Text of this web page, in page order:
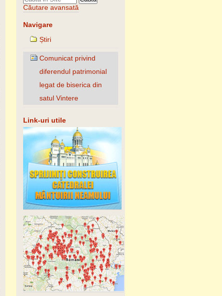
Căutare avansată
Navigare
Știri
Comunicat privind
diferendul patrimonial
legat de biserica din
satul Vintere
Link-uri utile